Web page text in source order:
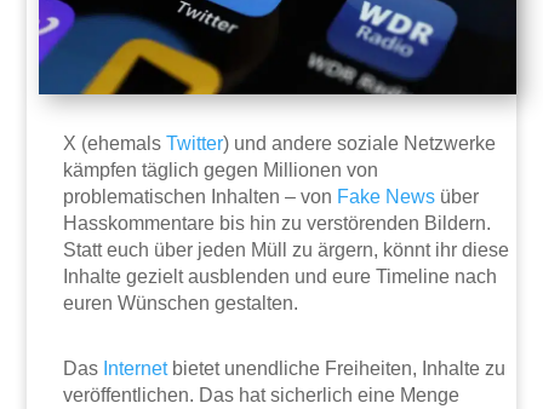
X (ehemalsTwitter) und andere soziale Netzwerke
kämpfen täglich gegen Millionen von
problematischen Inhalten – von Fake News über
Hasskommentare bis hin zu verstörenden Bildern.
Statt euch über jeden Müll zu ärgern, könnt ihr diese
Inhalte gezielt ausblenden und eure Timeline nach
euren Wünschen gestalten.
Das Internetbietet unendliche Freiheiten, Inhalte zu
veröffentlichen. Das hat sicherlich eine Menge